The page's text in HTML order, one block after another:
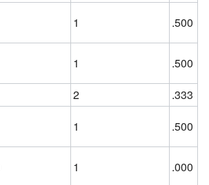
1
.500
1
.500
2
.333
1
.500
1
.000